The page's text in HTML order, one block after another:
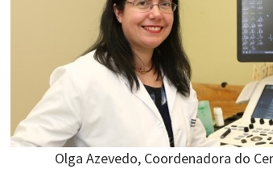
Olga Azevedo, Coordenadora do